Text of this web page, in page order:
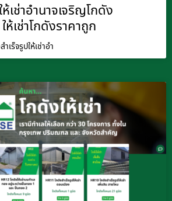
เช่าอำนาจเจริญโกดัง
ห้เช่าโกดังราคาถูก
เร็จรูปให้เช่าอำ